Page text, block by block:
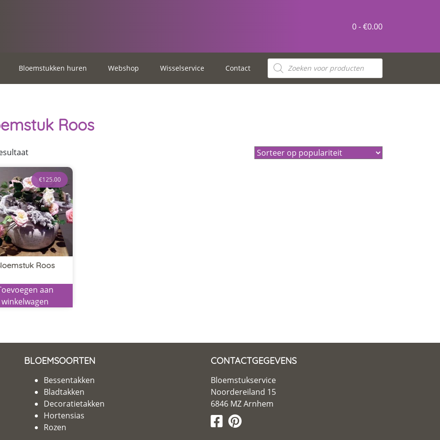
0 -€0.00
Bloemstukken huren Webshop Wisselservice Contact
Producten
zoeken
Roos
Roos
€125.00
aan
winkelwagen
BLOEMSOORTEN
Bessentakken
Bladtakken
Decoratietakken
Hortensias
Rozen
CONTACTGEGEVENS
Bloemstukservice
Noordereiland 15
6846 MZ Arnhem